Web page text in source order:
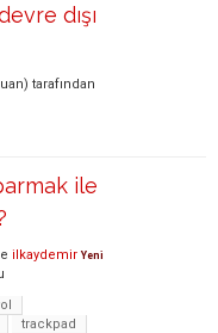
dışı
tarafından
ile
ilkaydemir Yeni
trackpad